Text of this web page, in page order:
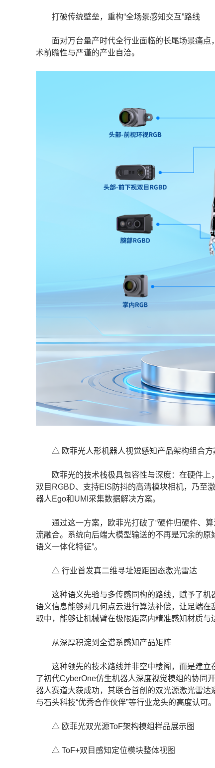
打破传统壁垒，重构“全场景感知交互”路线
面对万台量产时代全行业面临的长尾场景痛点
术前瞻性与严谨的产业自洽。
△ 欧菲光人形机器人视觉感知产品架构组合方
欧菲光的技术栈极具包容性与深度：在硬件上
双目RGBD、支持EIS防抖的高清模块相机，乃至
器人Ego和UMI采集数据解决方案。
通过这一方案，欧菲光打破了“硬件归硬件、算
流融合。系统向后端大模型输送的不再是冗余的
语义一体化特征”。
△ 行业首发真二维寻址短距固态激光雷达
这种语义先验与多传感同构的路线，赋予了机器
语义信息能够对几何点云进行算法补偿，让足端
取中，能够让机械臂在极限距离内精准感知材质与
从深厚积淀到全谱系感知产品矩阵
这种领先的技术路线并非空中楼阁，而是建立
了初代CyberOne仿生机器人深度视觉模组的协同
器人赛道大获成功，其联合首创的双光源激光雷达
与石头科技“优秀合作伙伴”等行业龙头的高度认可。
△ 欧菲光双光源ToF架构模组样品展示图
△ ToF+双目感知定位模块整体视图